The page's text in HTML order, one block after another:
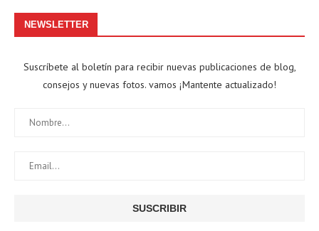
NEWSLETTER
Suscríbete al boletín para recibir nuevas publicaciones de blog,
consejos y nuevas fotos. vamos ¡Mantente actualizado!